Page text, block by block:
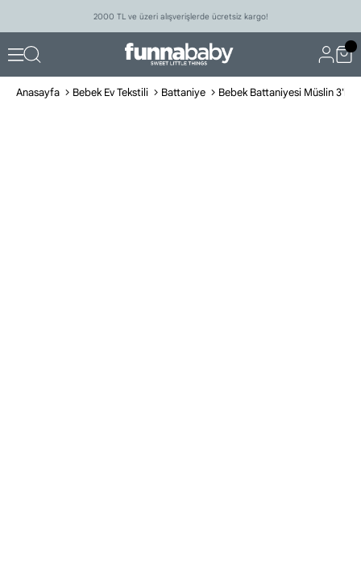
2000 TL ve üzeri alışverişlerde ücretsiz kargo!
Anasayfa Bebek Ev Tekstili Battaniye Bebek Battaniyesi Müslin 3'lü